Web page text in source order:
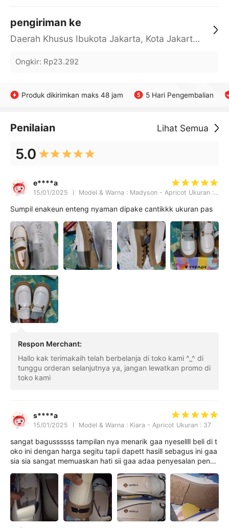
pengiriman ke
Daerah Khusus Ibukota Jakarta, Kota Jakarta Barat, Cengkareng, yy
Ongkir: Rp23.292
Produk dikirimkan maks 48 jam 5 Hari Pengembalian
Penilaian Lihat Semua
5.0
e****a
15/01/2025 Model & Warna : Madyson - Apricot Ukuran : 40
Sumpil enakeun enteng nyaman dipake cantikkk ukuran pas
Respon Merchant:
Hallo kak terimakaih telah berbelanja di toko kami ^_^ di
tunggu orderan selanjutnya ya, jangan lewatkan promo di
toko kami
s****a
15/01/2025 Model & Warna : Kiara - Apricot Ukuran : 37
sangat bagussssss tampilan nya menarik gaa nyesellll beli di t
oko ini dengan harga segitu tapii dapett hasill sebagus ini gaa
sia sia sangat memuaskan hati sii gaa adaa penyesalan pengir
wajib beli jugaa deh